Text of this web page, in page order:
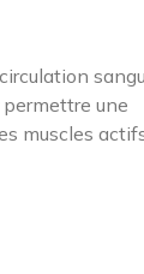
une
muscles